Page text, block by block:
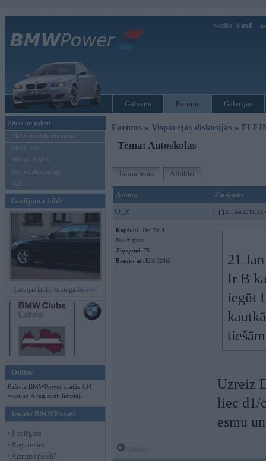
Sveiks, Viesi!
Galvenā Forums Galerijas
Ziņas un raksti
BMW modeļu jaunumi
BMW testi
Mēneša BMW
Sērijveida tūnings
Vel...
Gadījuma bilde
Latvijas lauku tūninga šedevri
Online
Pašreiz BMWPower skatās 134
viesi un 4 reģistrēti lietotāji.
Ienākt BMWPower
• Pieslēgties
• Reģistrēties
• Aizmirsi paroli?
Forums » Vispārējās diskusijas »
Tēma: Autoskolas
Jauna tēma Atbildēt
Autors Ziņojums
O_Z 21. Jan 2018,
Kopš: 01. Oct 2014
No: Aizpute
Ziņojumi: 75
Braucu ar: E28 524td
21
Ir B
iegūt
Uzreiz
liec d1/
esmu